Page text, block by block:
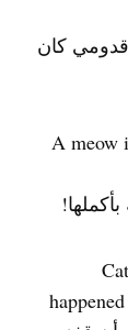
كان
!A meow